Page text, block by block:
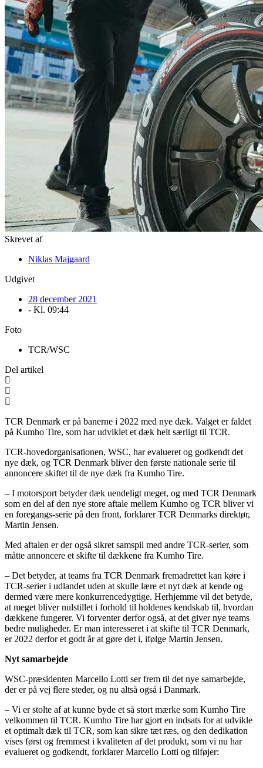
Skrevet af
Niklas Majgaard
Udgivet
28 december 2021
- Kl. 09:44
Foto
TCR/WSC
Del artikel
TCR Denmark er på banerne i 2022 med nye dæk. Valget er faldet
på Kumho Tire, som har udviklet et dæk helt særligt til TCR.
TCR-hovedorganisationen, WSC, har evalueret og godkendt det
nye dæk, og TCR Denmark bliver den første nationale serie til
annoncere skiftet til de nye dæk fra Kumho Tire.
– I motorsport betyder dæk uendeligt meget, og med TCR Denmark
som en del af den nye store aftale mellem Kumho og TCR bliver vi
en foregangs-serie på den front, forklarer TCR Denmarks direktør,
Martin Jensen.
Med aftalen er der også sikret samspil med andre TCR-serier, som
måtte annoncere et skifte til dækkene fra Kumho Tire.
– Det betyder, at teams fra TCR Denmark fremadrettet kan køre i
TCR-serier i udlandet uden at skulle lære et nyt dæk at kende og
dermed være mere konkurrencedygtige. Herhjemme vil det betyde,
at meget bliver nulstillet i forhold til holdenes kendskab til, hvordan
dækkene fungerer. Vi forventer derfor også, at det giver nye teams
bedre muligheder. Er man interesseret i at skifte til TCR Denmark,
er 2022 derfor et godt år at gøre det i, ifølge Martin Jensen.
Nyt samarbejde
WSC-præsidenten Marcello Lotti ser frem til det nye samarbejde,
der er på vej flere steder, og nu altså også i Danmark.
– Vi er stolte af at kunne byde et så stort mærke som Kumho Tire
velkommen til TCR. Kumho Tire har gjort en indsats for at udvikle
et optimalt dæk til TCR, som kan sikre tæt ræs, og den dedikation
vises først og fremmest i kvaliteten af det produkt, som vi nu har
evalueret og godkendt, forklarer Marcello Lotti og tilføjer: